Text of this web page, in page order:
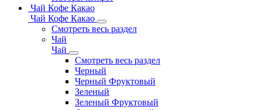
Чай Кофе Какао
Чай Кофе Какао
Смотреть весь раздел
Чай
Чай
Смотреть весь раздел
Черный
Черный Фруктовый
Зеленый
Зеленый Фруктовый